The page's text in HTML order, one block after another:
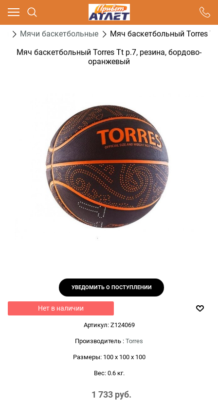
Мячи баскетбольные
Мяч баскетбольный Torres
Мяч баскетбольный Torres Tt р.7, резина, бордово-
оранжевый
УВЕДОМИТЬ О ПОСТУПЛЕНИИ
Нет в наличии
Артикул: Z124069
Производитель : Torres
Размеры: 100 x 100 x 100
Вес: 0.6кг.
1 733 руб.
Ваш город - Москва,
угадали?
ДА НЕТ